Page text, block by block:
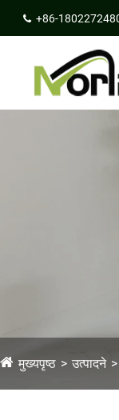
+86-
मुख्यपृष्ठ उत्पादने